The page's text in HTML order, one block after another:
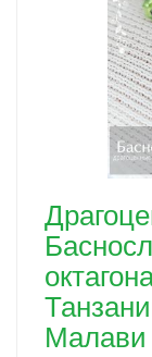
Малави